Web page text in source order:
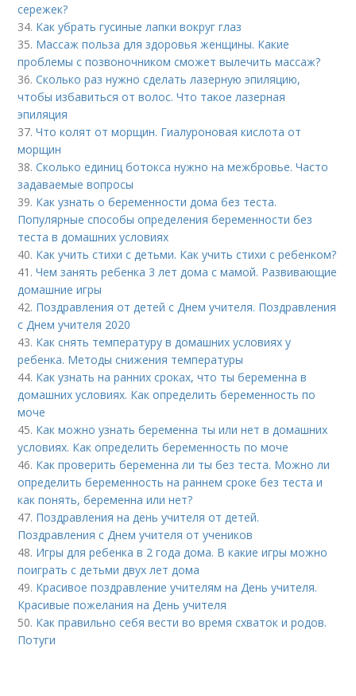
сережек?
34. Как убрать гусиные лапки вокруг глаз
35. Массаж польза для здоровья женщины. Какие
проблемы с позвоночником сможет вылечить массаж?
36.Сколько раз нужно сделать лазерную эпиляцию,
чтобы избавиться от волос. Что такое лазерная
эпиляция
37.Что колят от морщин. Гиалуроновая кислота от
морщин
38.Сколько единиц ботокса нужно на межбровье. Часто
задаваемые вопросы
39. Как узнать о беременности дома без теста.
Популярные способы определения беременности без
теста в домашних условиях
40. Как учить стихи с детьми. Как учить стихи с ребенком?
41.Чем занять ребенка 3 лет дома с мамой. Развивающие
домашние игры
42. Поздравления от детей с Днем учителя. Поздравления
с Днем учителя 2020
43. Как снять температуру в домашних условиях у
ребенка. Методы снижения температуры
44. Как узнать на ранних сроках, что ты беременна в
домашних условиях. Как определить беременность по
моче
45. Как можно узнать беременна ты или нет в домашних
условиях. Как определить беременность по моче
46. Как проверить беременна ли ты без теста. Можно ли
определить беременность на раннем сроке без теста и
как понять, беременна или нет?
47. Поздравления на день учителя от детей.
Поздравления с Днем учителя от учеников
48. Игры для ребенка в 2 года дома. В какие игры можно
поиграть с детьми двух лет дома
49. Красивое поздравление учителям на День учителя.
Красивые пожелания на День учителя
50. Как правильно себя вести во время схваток и родов.
Потуги